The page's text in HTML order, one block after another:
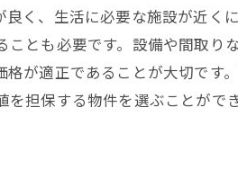
良く、生活に必要な施設が近く
ことも必要です。設備や間取り
格が適正であることが大切で
を担保する物件を選ぶことがで